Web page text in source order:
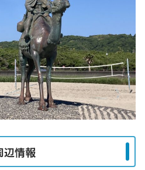
辺情報